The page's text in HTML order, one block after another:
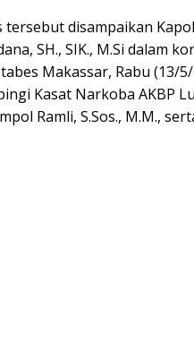
tersebut disampaikan
SH., SIK., M.Si dalam
Makassar, Rabu (13/
Kasat Narkoba AKBP
Ramli, S.Sos., M.M.,